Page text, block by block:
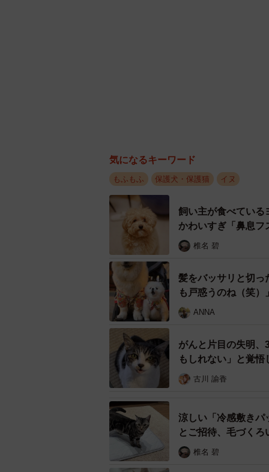
だった。北村さんは、旅立つふー
て」と心の中で語りかけたという。
「楽と同じく、ふーも偶然出会って
現れて、受付に座っていた私の足
犬のねねも父の命日に保護しまし
ても不思議な出会いでした」
夢に出てきたふーちゃんは、元気
った。
「今、おかあさんのところに送る子
いてね」と。とても不思議な夢で
が、北村さんは「ふーちゃんは帰っ
気になるキーワード
もふもふ 保護犬・保護猫 イヌ
飼い主が食べている
かわいすぎ「鼻息フ
椎名 碧
髪をバッサリと切
も戸惑うのね（笑
ANNA
がんと片目の失明
もしれない」と覚
古川 諭香
涼しい「冷感敷きパ
とご招待、毛づくろ
椎名 碧